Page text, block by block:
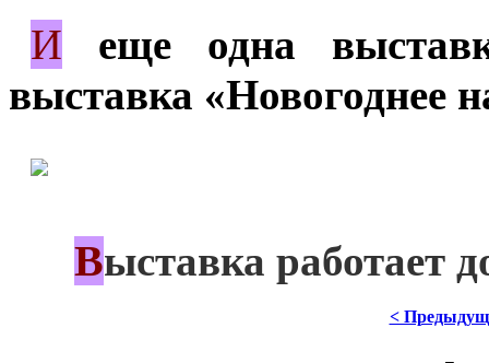
И еще одна
выставка «Новогоднее
Выставка работает
<